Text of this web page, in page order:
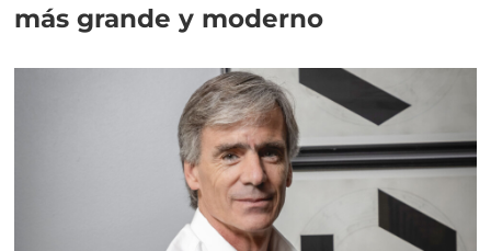
más grande y moderno